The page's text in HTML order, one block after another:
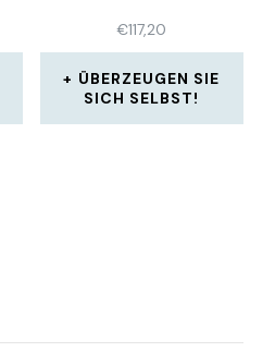
€117,20
ÜBERZEUGEN SIE
SICH SELBST!